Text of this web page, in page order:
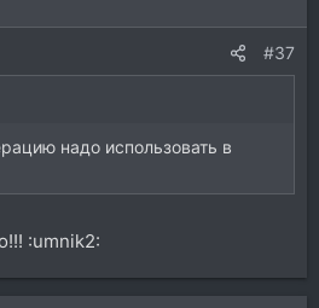
#37
надо использовать в
:umnik2: